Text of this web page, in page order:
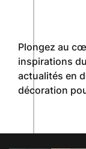
Plongez au
inspirations
actualités en
décoration